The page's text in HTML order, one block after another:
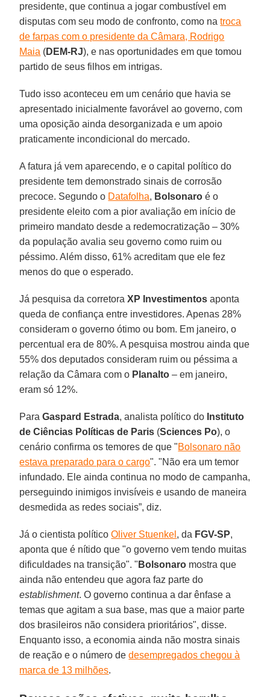
presidente, que continua a jogar combustível em
disputas com seu modo de confronto, como natroca
de farpas com o presidente da Câmara, Rodrigo
Maia (DEM-RJ), e nas oportunidades em que tomou
partido de seus filhos em intrigas.
Tudo isso aconteceu em um cenário que havia se
apresentado inicialmente favorável ao governo, com
uma oposição ainda desorganizada e um apoio
praticamente incondicional do mercado.
A fatura já vem aparecendo, e o capital político do
presidente tem demonstrado sinais de corrosão
precoce. Segundo o Datafolha, Bolsonaro é o
presidente eleito com a pior avaliação em início de
primeiro mandato desde a redemocratização – 30%
da população avalia seu governo como ruim ou
péssimo. Além disso, 61% acreditam que ele fez
menos do que o esperado.
Já pesquisa da corretoraXP Investimentos aponta
queda de confiança entre investidores. Apenas 28%
consideram o governo ótimo ou bom. Em janeiro, o
percentual era de 80%. A pesquisa mostrou ainda que
55% dos deputados consideram ruim ou péssima a
relação da Câmara com o Planalto – em janeiro,
eram só 12%.
ParaGaspard Estrada, analista político do Instituto
de Ciências Políticas de Paris (Sciences Po), o
cenário confirma os temores de que "Bolsonaro não
estava preparado para o cargo". "Não era um temor
infundado. Ele ainda continua no modo de campanha,
perseguindo inimigos invisíveis e usando de maneira
desmedida as redes sociais”, diz.
Já o cientista políticoOliver Stuenkel , da FGV-SP,
aponta que é nítido que "o governo vem tendo muitas
dificuldades na transição". " Bolsonaro mostra que
ainda não entendeu que agora faz parte do
establishment. O governo continua a dar ênfase a
temas que agitam a sua base, mas que a maior parte
dos brasileiros não considera prioritários", disse.
Enquanto isso, a economia ainda não mostra sinais
de reação e o número dedesempregados chegou à
marca de 13 milhões.